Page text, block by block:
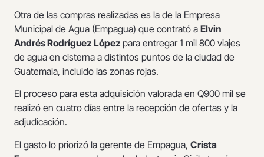
Otra de las compras realizadas es la de la Empresa
Municipal de Agua (Empagua) que contrató a Elvin
Andrés Rodríguez López para entregar 1 mil 800 viajes
de agua en cisterna a distintos puntos de la ciudad de
Guatemala, incluido las zonas rojas.
El proceso para esta adquisición valorada en Q900 mil se
realizó en cuatro días entre la recepción de ofertas y la
adjudicación.
El gasto lo priorizó la gerente de Empagua, Crista